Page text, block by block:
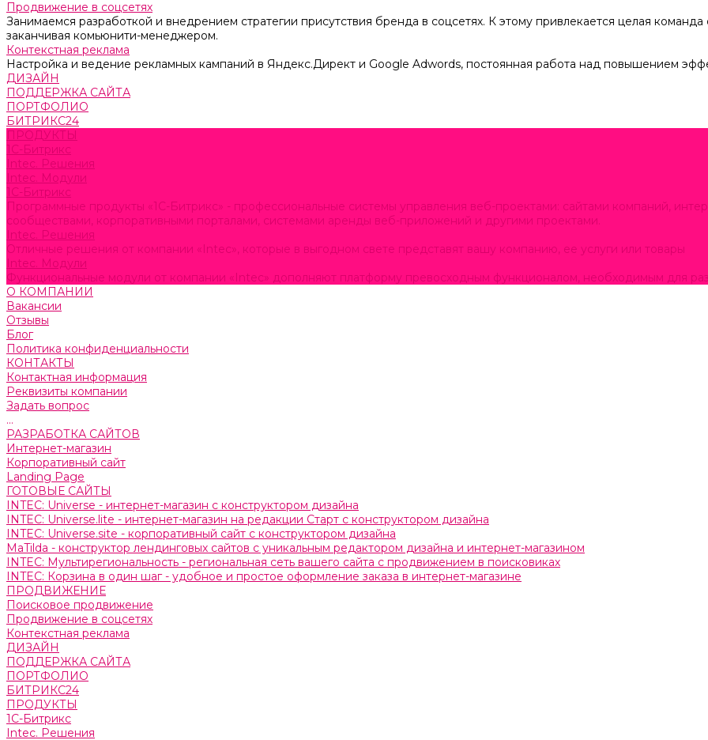
Продвижение в соцсетях
Занимаемся разработкой и внедрением стратегии присутствия бренда в соцсетях. К этому привлекается целая
заканчивая комьюнити-менеджером.
Контекстная реклама
Настройка и ведение рекламных кампаний в Яндекс.Директ и Google Adwords, постоянная работа над повышением
ДИЗАЙН
ПОДДЕРЖКА САЙТА
ПОРТФОЛИО
БИТРИКС24
ПРОДУКТЫ
1С-Битрикс
Intec. Решения
Intec. Модули
1С-Битрикс
Программные продукты «1С-Битрикс» - профессиональные системы управления веб-проектами: сайтами компаний,
сообществами, корпоративными порталами, системами аренды веб-приложений и другими проектами.
Intec. Решения
Отличные решения от компании «Intec», которые в выгодном свете представят вашу компанию, ее услуги или товары
Intec. Модули
Функциональные модули от компании «Intec» дополняют платформу превосходным функционалом, необходимым для
О КОМПАНИИ
Вакансии
Отзывы
Блог
Политика конфиденциальности
КОНТАКТЫ
Контактная информация
Реквизиты компании
Задать вопрос
...
РАЗРАБОТКА САЙТОВ
Интернет-магазин
Корпоративный сайт
Landing Page
ГОТОВЫЕ САЙТЫ
INTEC: Universe - интернет-магазин с конструктором дизайна
INTEC: Universe.lite - интернет-магазин на редакции Старт с конструктором дизайна
INTEC: Universe.site - корпоративный сайт с конструктором дизайна
MaTilda - конструктор лендинговых сайтов с уникальным редактором дизайна и интернет-магазином
INTEC: Мультирегиональность - региональная сеть вашего сайта с продвижением в поисковиках
INTEC: Корзина в один шаг - удобное и простое оформление заказа в интернет-магазине
ПРОДВИЖЕНИЕ
Поисковое продвижение
Продвижение в соцсетях
Контекстная реклама
ДИЗАЙН
ПОДДЕРЖКА САЙТА
ПОРТФОЛИО
БИТРИКС24
ПРОДУКТЫ
1С-Битрикс
Intec. Решения